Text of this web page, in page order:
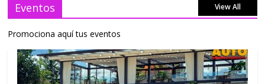
Eventos View All
Promociona aquí tus eventos